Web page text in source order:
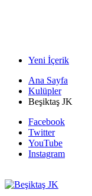
Yeni İçerik
Ana Sayfa
Kulüpler
Beşiktaş JK
Facebook
Twitter
YouTube
Instagram